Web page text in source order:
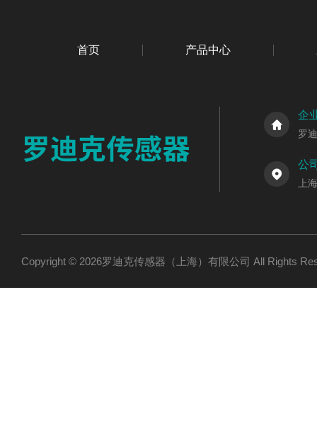
首页 产品中心
企
罗
公
上
Copyright © 2026罗迪克传感器（上海）有限公司 All Rights